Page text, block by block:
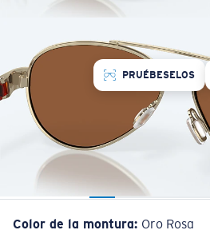
PRUÉBESELOS
Color de la montura: Oro Rosa